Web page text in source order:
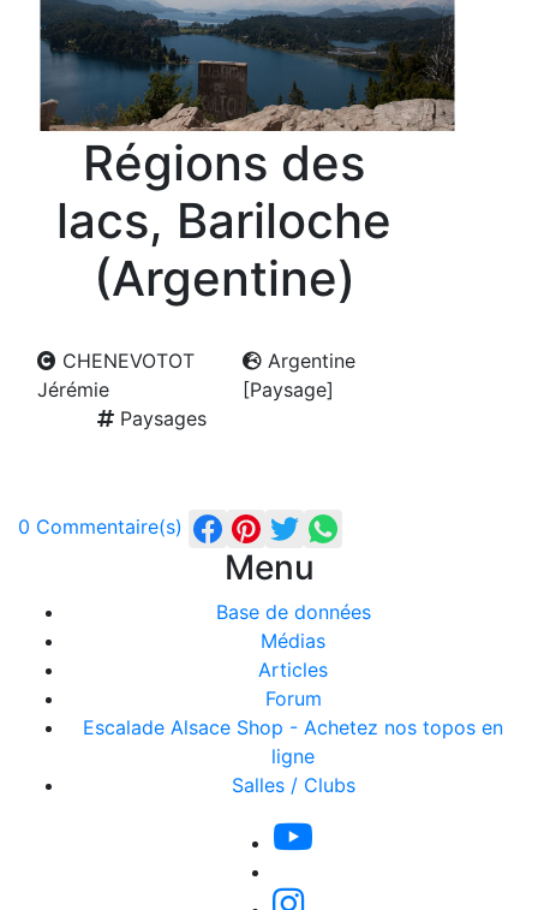
Régions des
lacs, Bariloche
(Argentine)
CHENEVOTOT
Jérémie
Argentine
[Paysage]
Paysages
0 Commentaire(s)
Menu
Base de données
Médias
Articles
Forum
Escalade Alsace Shop - Achetez nos topos en
ligne
Salles / Clubs